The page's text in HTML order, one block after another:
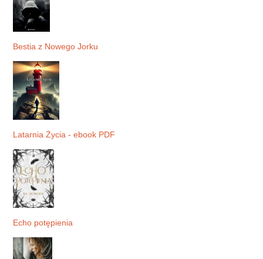
Bestia z Nowego Jorku
Latarnia Życia - ebook PDF
Echo potępienia